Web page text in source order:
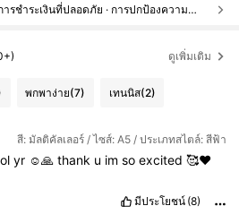
มีบริการเก็บเงินปลายทาง · การชำระเงินที่ปลอดภัย · การปกป้องความเป็นส่วนตัว
ดูเพิ่มเติม
พกพาง่าย(7) เทนนิส(2)
สี: มัลติคัลเลอร์ / ไซส์: A5 / ประเภทสไตล์: สีฟ้า
yr ☺️🙏 thank u im so excited 🥰❤️
มีประโยชน์ (8)